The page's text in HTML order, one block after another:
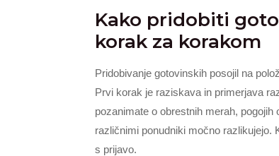
Kako pridobiti
korak za korakom
Pridobivanje gotovinskih posojil na
Prvi korak je raziskava in primerjava
pozanimate o obrestnih merah,
različnimi ponudniki močno razlikujejo.
s prijavo.